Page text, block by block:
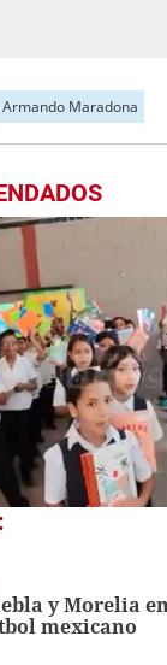
Maradona
y Morelia
mexicano